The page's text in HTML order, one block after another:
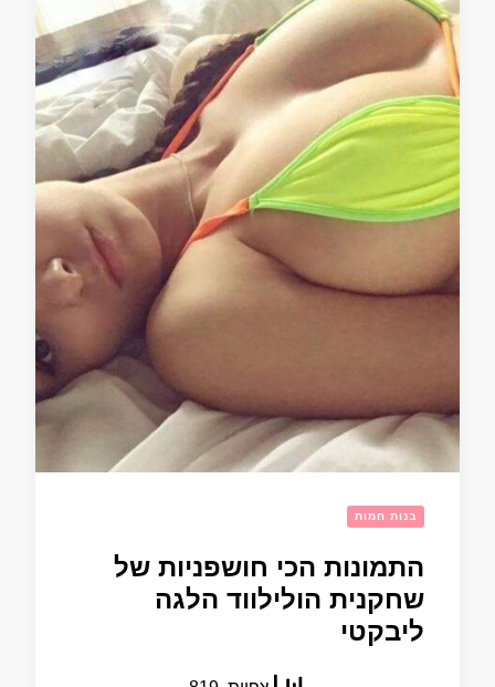
בנות חמות
התמונות הכי חושפניות של
שחקנית הולילווד הלגה
ליבקטי